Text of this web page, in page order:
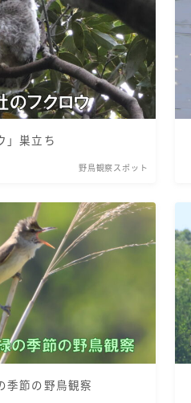
」巣立ち
野鳥観察スポット
季節の野鳥観察